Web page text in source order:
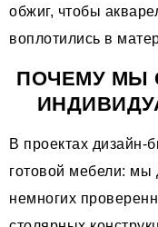
обжиг, чтобы
воплотились в
ПОЧЕМУ МЫ
В проектах дизайн-
готовой мебели: мы
немногих